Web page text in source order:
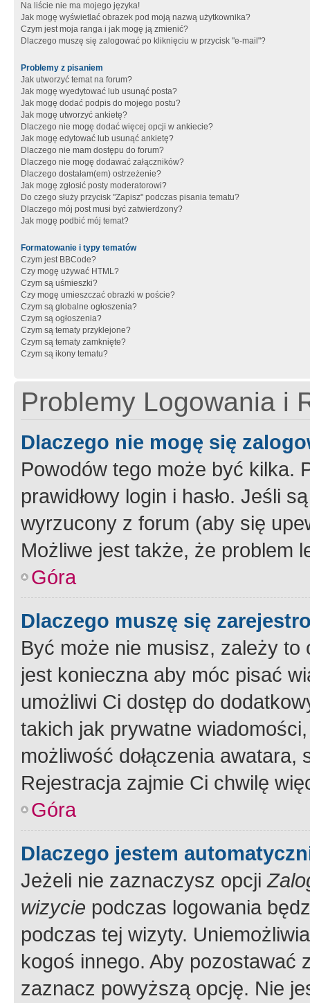
Na liście nie ma mojego języka!
Jak mogę wyświetlać obrazek pod moją nazwą użytkownika?
Czym jest moja ranga i jak mogę ją zmienić?
Dlaczego muszę się zalogować po kliknięciu w przycisk "e-mail"?
Problemy z pisaniem
Jak utworzyć temat na forum?
Jak mogę wyedytować lub usunąć posta?
Jak mogę dodać podpis do mojego postu?
Jak mogę utworzyć ankietę?
Dlaczego nie mogę dodać więcej opcji w ankiecie?
Jak mogę edytować lub usunąć ankietę?
Dlaczego nie mam dostępu do forum?
Dlaczego nie mogę dodawać załączników?
Dlaczego dostałam(em) ostrzeżenie?
Jak mogę zgłosić posty moderatorowi?
Do czego służy przycisk "Zapisz" podczas pisania tematu?
Dlaczego mój post musi być zatwierdzony?
Jak mogę podbić mój temat?
Formatowanie i typy tematów
Czym jest BBCode?
Czy mogę używać HTML?
Czym są uśmieszki?
Czy mogę umieszczać obrazki w poście?
Czym są globalne ogłoszenia?
Czym są ogłoszenia?
Czym są tematy przyklejone?
Czym są tematy zamknięte?
Czym są ikony tematu?
Problemy Logowania i
Dlaczego nie mogę się
Powodów tego może być kilka.
prawidłowy login i hasło. Jeśli
wyrzucony z forum (aby się
Możliwe jest także, że problem
Góra
Dlaczego muszę się
Być może nie musisz, zależy
jest konieczna aby móc pisać
umożliwi Ci dostęp do
takich jak prywatne
możliwość dołączenia
Rejestracja zajmie Ci chwilę
Góra
Dlaczego jestem
Jeżeli nie zaznaczysz opcji
wizycie podczas logowania
podczas tej wizyty.
kogoś innego. Aby pozostawać
zaznacz powyższą opcję. Nie